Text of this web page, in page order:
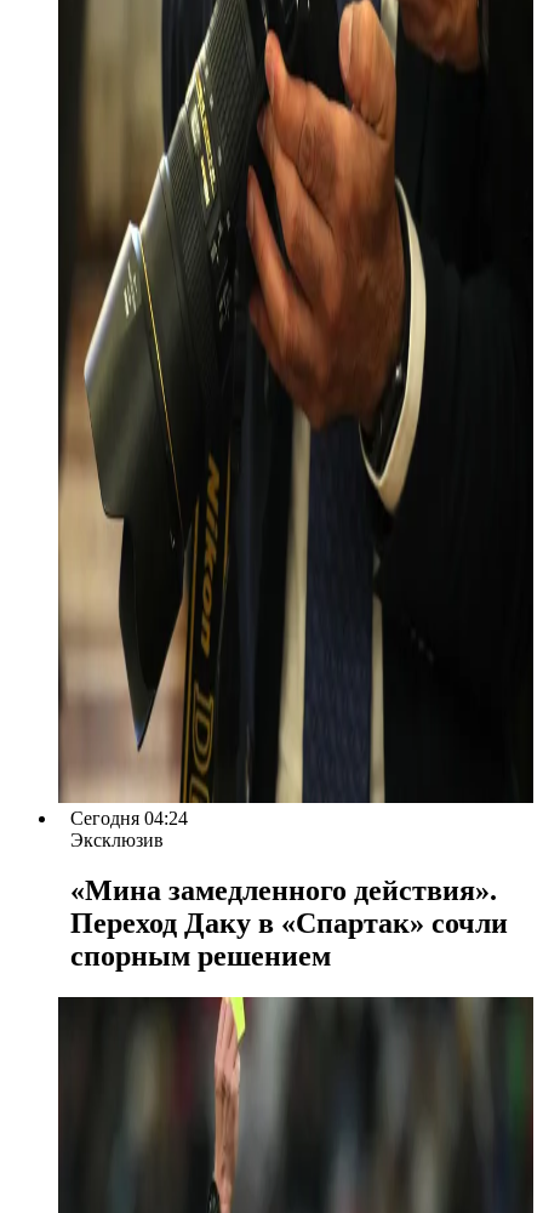
Сегодня 04:24
Эксклюзив
«Мина замедленного действия».
Переход Даку в «Спартак» сочли
спорным решением